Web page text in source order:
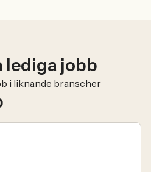
lediga jobb
i liknande branscher